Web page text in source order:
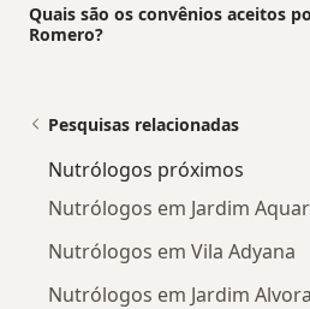
Quais são os convênios aceitos
Romero?
Pesquisas relacionadas
Nutrólogos próximos
Nutrólogos em Jardim
Nutrólogos em Vila Adyana
Nutrólogos em Jardim